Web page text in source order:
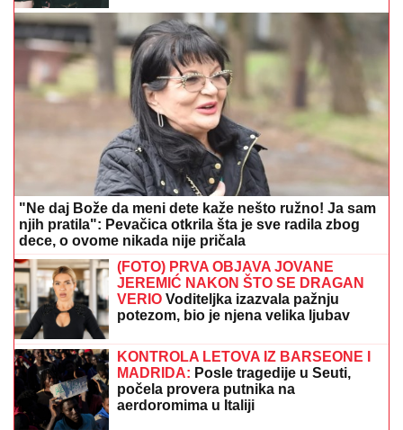
"Ne daj Bože da meni dete kaže nešto ružno! Ja sam
njih pratila": Pevačica otkrila šta je sve radila zbog
dece, o ovome nikada nije pričala
(FOTO) PRVA OBJAVA JOVANE
JEREMIĆ NAKON ŠTO SE DRAGAN
VERIO Voditeljka izazvala pažnju
potezom, bio je njena velika ljubav
KONTROLA LETOVA IZ BARSEONE I
MADRIDA: Posle tragedije u Seuti,
počela provera putnika na
aerdoromima u Italiji